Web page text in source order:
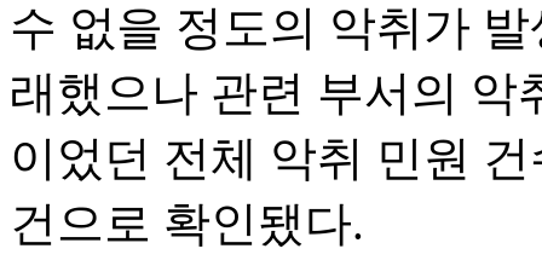
수 없을 정도의 악취가
래했으나 관련 부서의 악
이었던 전체 악취 민원
건으로 확인됐다.